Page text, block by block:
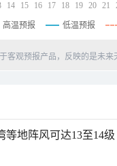
14 15 16 17 18 19 20 21
高温预报 低温预报
客观预报产品，反映的是未
等地阵风可达13至14级